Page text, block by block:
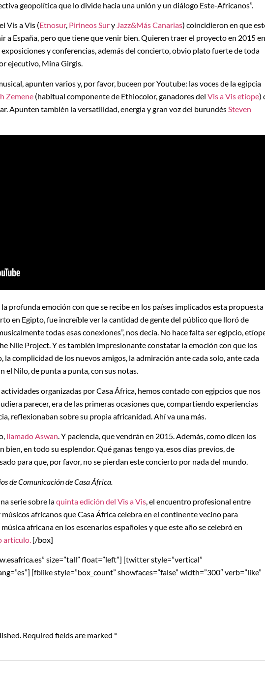
geopolítica que lo divide hacia una unión y un diálogo Este-Africanos”.
Vis a Vis (Etnosur, Pirineos Sury Jazz&Más Canarias) coincidieron en que
a España, pero que tiene que venir bien. Quieren traer el proyecto en 2015 en
y conferencias, además del concierto, obvio plato fuerte de toda
ejecutivo, Mina Girgis.
apunten varios y, por favor, buceen por Youtube: las voces de la egipcia
Zemene (habitual componente de Ethiocolor, ganadores del Vis a Vis etíope)
Apunten también la versatilidad, energía y gran voz del burundés Steven
profunda emoción con que se recibe en los países implicados esta propuesta
en Egipto, fue increíble ver la cantidad de gente del público que lloró de
todas esas conexiones”, nos decía. No hace falta ser egipcio,
Nile Project. Y es también impresionante constatar la emoción con que los
complicidad de los nuevos amigos, la admiración ante cada solo, ante cada
el Nilo, de punta a punta, con sus notas.
organizadas por Casa África, hemos contado con egipcios que nos
parecer, era de las primeras ocasiones que, compartiendo experiencias
reflexionaban sobre su propia africanidad. Ahí va una más.
llamado Aswan. Y paciencia, que vendrán en 2015. Además, como dicen los
en todo su esplendor. Qué ganas tengo ya, esos días previos, de
para que, por favor, no se pierdan este concierto por nada del mundo.
de Comunicación de Casa África.
serie sobre laquinta edición del Vis a Vis, el encuentro profesional entre
africanos que Casa África celebra en el continente vecino para
africana en los escenarios españoles y que este año se celebró en
artículo. [/box]
size=”tall” float=”left”] [twitter style=”vertical”
[fblike style=”box_count” showfaces=”false” width=”300″ verb=”like”
Required fields are marked *